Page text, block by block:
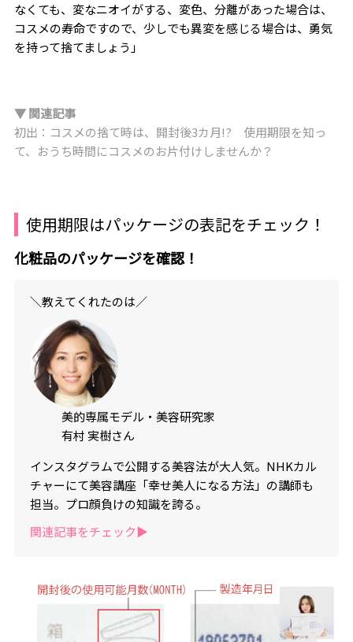
なくても、変なニオイがする、変色、分離があった場合は、
コスメの寿命ですので、少しでも異変を感じる場合は、勇気
を持って捨てましょう」
▼ 関連記事
初出：コスメの捨て時は、開封後3カ月!? 使用期限を知っ
て、おうち時間にコスメのお片付けしませんか？
使用期限はパッケージの表記をチェック！
化粧品のパッケージを確認！
＼教えてくれたのは／
美的専属モデル・美容研究家
有村 実樹さん
インスタグラムで公開する美容法が大人気。NHKカル
チャーにて美容講座「幸せ美人になる方法」の講師も
担当。プロ顔負けの知識を誇る。
関連記事をチェック▶︎